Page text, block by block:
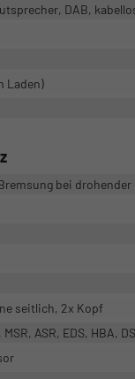
DAB,
Laden)
bei
seitlich, 2x Kopf
ASR, EDS, HBA,